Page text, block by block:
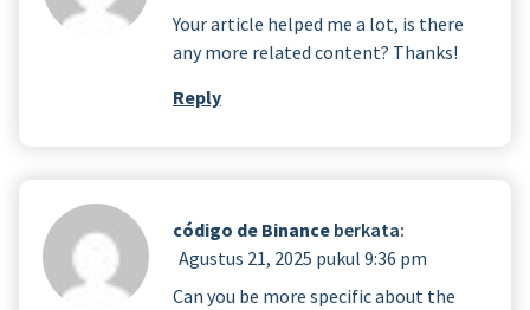
Your article helped me a lot, is there
any more related content? Thanks!
Reply
código de Binance berkata:
Agustus 21, 2025 pukul 9:36 pm
Can you be more specific about the